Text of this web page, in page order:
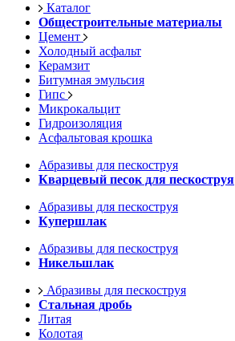
Каталог
Общестроительные материалы
Цемент
Холодный асфальт
Керамзит
Битумная эмульсия
Гипс
Микрокальцит
Гидроизоляция
Асфальтовая крошка
Абразивы для пескоструя
Кварцевый песок для пескоструя
Абразивы для пескоструя
Купершлак
Абразивы для пескоструя
Никельшлак
Абразивы для пескоструя
Стальная дробь
Литая
Колотая